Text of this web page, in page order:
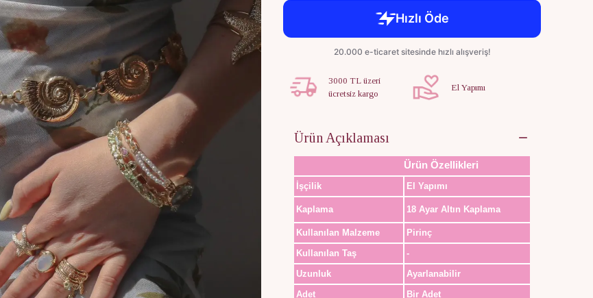
3000 TL üzeri
ücretsiz kargo
El Yapımı
Ürün Açıklaması
Ürün Özellikleri
İşçilik El Yapımı
Kaplama 18 Ayar Altın Kaplama
Kullanılan Malzeme
Pirinç
Kullanılan Taş
-
Uzunluk
Ayarlanabilir
Adet
Bir Adet